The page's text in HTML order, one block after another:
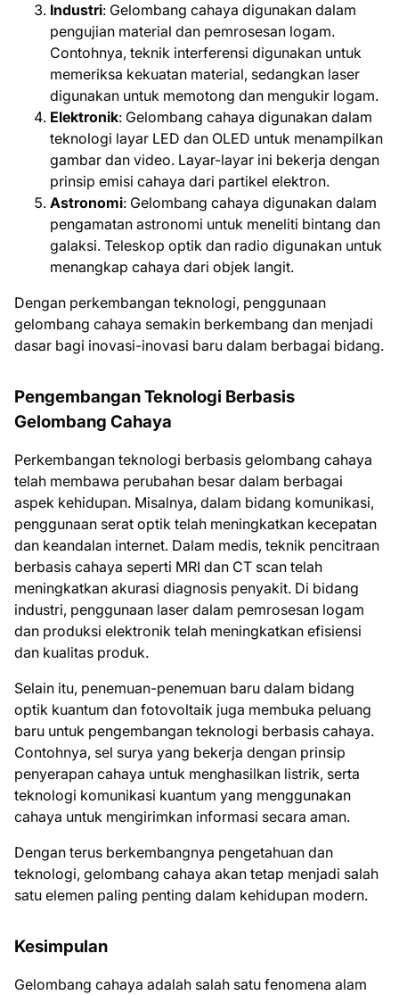
Industri: Gelombang cahaya digunakan dalam
pengujian material dan pemrosesan logam.
Contohnya, teknik interferensi digunakan untuk
memeriksa kekuatan material, sedangkan laser
digunakan untuk memotong dan mengukir logam.
Elektronik: Gelombang cahaya digunakan dalam
teknologi layar LED dan OLED untuk menampilkan
gambar dan video. Layar-layar ini bekerja dengan
prinsip emisi cahaya dari partikel elektron.
Astronomi: Gelombang cahaya digunakan dalam
pengamatan astronomi untuk meneliti bintang dan
galaksi. Teleskop optik dan radio digunakan untuk
menangkap cahaya dari objek langit.
Dengan perkembangan teknologi, penggunaan
gelombang cahaya semakin berkembang dan menjadi
dasar bagi inovasi-inovasi baru dalam berbagai bidang.
Pengembangan Teknologi Berbasis
Gelombang Cahaya
Perkembangan teknologi berbasis gelombang cahaya
telah membawa perubahan besar dalam berbagai
aspek kehidupan. Misalnya, dalam bidang komunikasi,
penggunaan serat optik telah meningkatkan kecepatan
dan keandalan internet. Dalam medis, teknik pencitraan
berbasis cahaya seperti MRI dan CT scan telah
meningkatkan akurasi diagnosis penyakit. Di bidang
industri, penggunaan laser dalam pemrosesan logam
dan produksi elektronik telah meningkatkan efisiensi
dan kualitas produk.
Selain itu, penemuan-penemuan baru dalam bidang
optik kuantum dan fotovoltaik juga membuka peluang
baru untuk pengembangan teknologi berbasis cahaya.
Contohnya, sel surya yang bekerja dengan prinsip
penyerapan cahaya untuk menghasilkan listrik, serta
teknologi komunikasi kuantum yang menggunakan
cahaya untuk mengirimkan informasi secara aman.
Dengan terus berkembangnya pengetahuan dan
teknologi, gelombang cahaya akan tetap menjadi salah
satu elemen paling penting dalam kehidupan modern.
Kesimpulan
Gelombang cahaya adalah salah satu fenomena alam